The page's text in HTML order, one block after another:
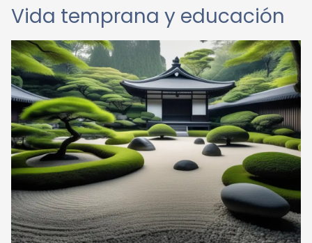
Vida temprana y educación